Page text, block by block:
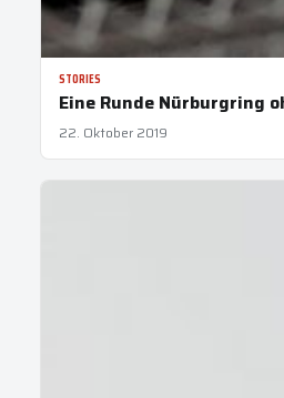
STORIES
Eine Runde Nürburgring
22. Oktober 2019